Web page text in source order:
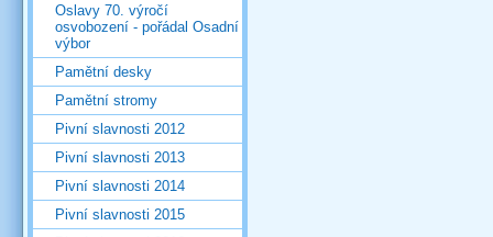
Oslavy 70. výročí
osvobození - pořádal Osadní
výbor
Pamětní desky
Pamětní stromy
Pivní slavnosti 2012
Pivní slavnosti 2013
Pivní slavnosti 2014
Pivní slavnosti 2015